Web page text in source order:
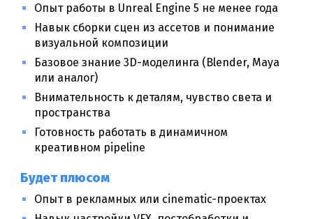
Опыт работы в Unreal Engine 5 не менее года
Навык сборки сцен из ассетов и понимание
визуальной композиции
Базовое знание 3D-моделинга (Blender, Maya
или аналог)
Внимательность к деталям, чувство света и
пространства
Готовность работать в динамичном
креативном pipeline
Будет плюсом
Опыт в рекламных или cinematic-проектах